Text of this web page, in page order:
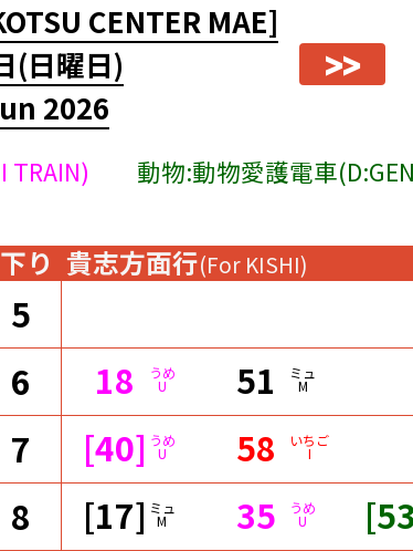
CENTER MAE]
(日曜日)
2026
>>
TRAIN)
動物:動物愛護電車
下り 貴志方面行(For KISHI)
5
6
18 うめ
U 51 ミュ
M
7 [40] うめ
U 58 いちご
I
8 [17] ミュ
M 35 うめ
U